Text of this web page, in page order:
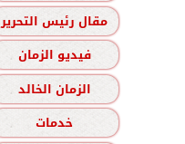
مقال رئيس التحرير
فيديو الزمان
الزمان الخالد
خدمات